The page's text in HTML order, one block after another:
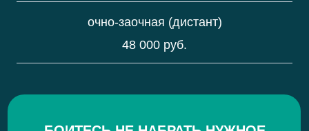
очно-заочная (дистант)
48 000 руб.